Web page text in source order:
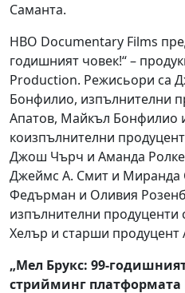
Саманта.
HBO Documentary Films
годишният човек!“ –
Production. Режисьори са
Бонфилио, изпълнителни
Апатов, Майкъл Бонфилио
коизпълнителни
Джош Чърч и Аманда
Джеймс А. Смит и Миранда
Федърман и Оливия
изпълнителни
Хелър и старши продуцент
„Мел Брукс: 99-
стрийминг платформата